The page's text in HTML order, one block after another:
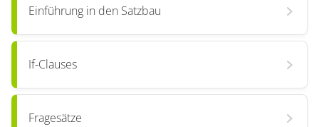
Einführung in den Satzbau
If-Clauses
Fragesätze